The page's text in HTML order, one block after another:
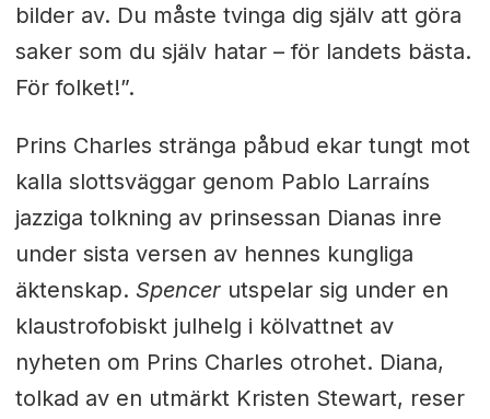
bilder av. Du måste tvinga dig själv att göra
saker som du själv hatar – för landets bästa.
För folket!”.
Prins Charles stränga påbud ekar tungt mot
kalla slottsväggar genom Pablo Larraíns
jazziga tolkning av prinsessan Dianas inre
under sista versen av hennes kungliga
äktenskap. Spencerutspelar sig under en
klaustrofobiskt julhelg i kölvattnet av
nyheten om Prins Charles otrohet. Diana,
tolkad av en utmärkt Kristen Stewart, reser